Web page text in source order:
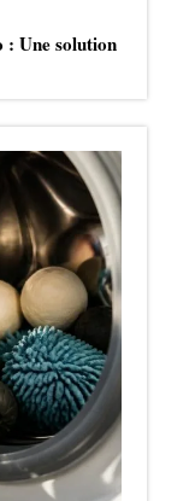
: Une solution